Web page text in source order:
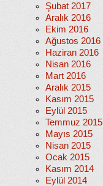
Şubat 2017
Aralık 2016
Ekim 2016
Ağustos 2016
Haziran 2016
Nisan 2016
Mart 2016
Aralık 2015
Kasım 2015
Eylül 2015
Temmuz 2015
Mayıs 2015
Nisan 2015
Ocak 2015
Kasım 2014
Eylül 2014